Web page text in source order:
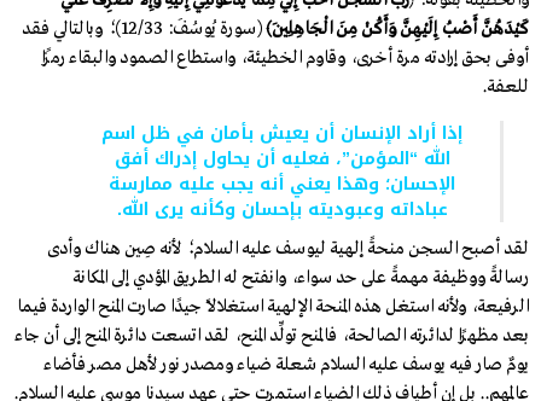
كَيْدَهُنَّ أَصْبُ إِلَيْهِنَّ وَأَكُنْ مِنَ الْجَاهِلِينَ﴾
(سورة يُوسُفَ: 12/33)؛ وبالتالي فقد
أوفى بحق إرادته مرة أخرى، وقاوم الخطيئة، واستطاع الصمود والبقاء رمزًا
للعفة.
إذا أراد الإنسان أن يعيش بأمان في ظل اسم
الله “المؤمن”، فعليه أن يحاول إدراك أفق
الإحسان؛ وهذا يعني أنه يجب عليه ممارسة
عباداته وعبوديته بإحسان وكأنه يرى الله.
لقد أصبح السجن منحةً إلهية ليوسف عليه السلام؛ لأنه صِين هناك وأدى
رسالةً ووظيفة مهمةً على حد سواء، وانفتح له الطريق المؤدي إلى المكانة
الرفيعة، ولأنه استغل هذه المنحة الإلهية استغلالًا جيدًا صارت المنح الواردة فيما
بعد مظهرًا لدائرته الصالحة، فالمنح تولِّد المنح، لقد اتسعت دائرة المنح إلى أن جاء
يومٌ صار فيه يوسف عليه السلام شعلة ضياء ومصدر نور لأهل مصر فأضاء
عالمهم.. بل إن أطياف ذلك الضياء استمرت حتى عهد سيدنا موسى عليه السلام.